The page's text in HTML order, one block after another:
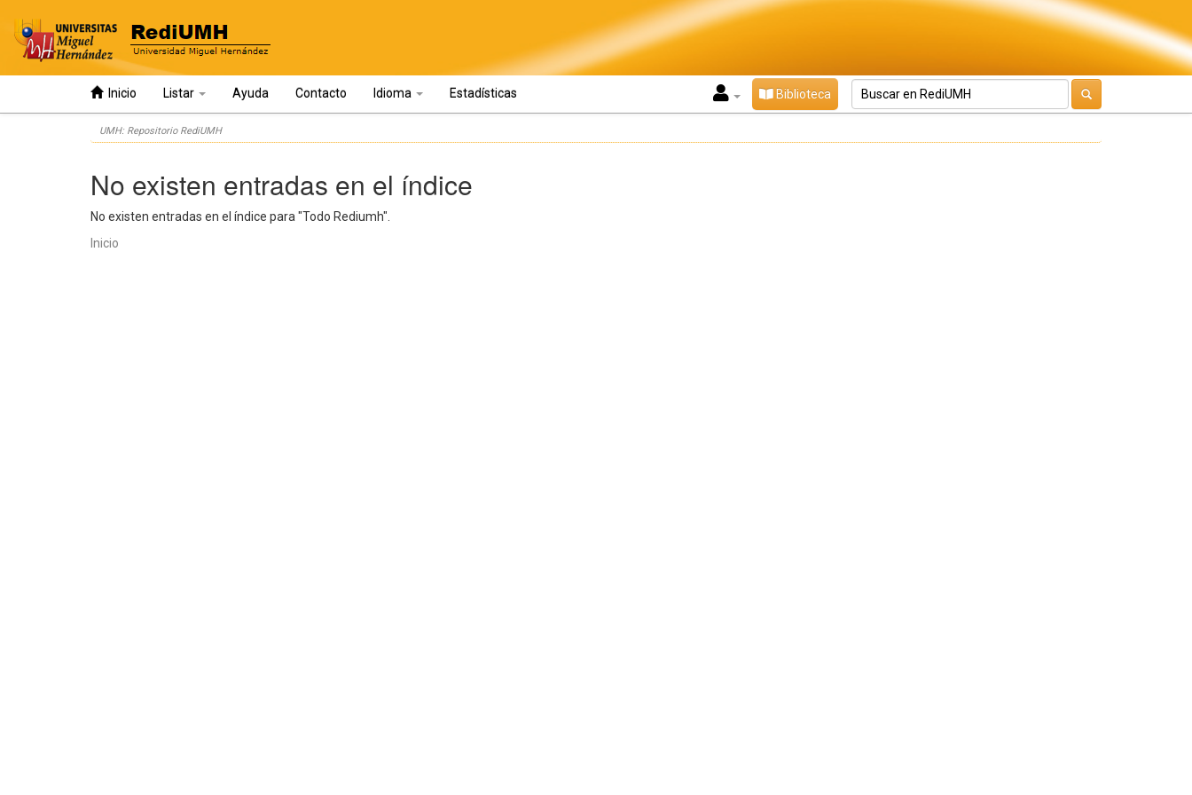
Inicio Listar Ayuda Contacto Idioma Estadísticas Biblioteca
UMH: Repositorio RediUMH
No existen entradas en el índice
No existen entradas en el índice para "Todo Rediumh".
Inicio